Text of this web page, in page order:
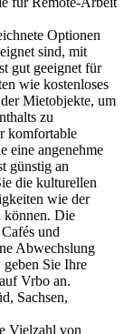
Optionen
sind, mit
gut geeignet für
wie kostenloses
Mietobjekte, um
zu
komfortable
eine angenehme
günstig an
die kulturellen
wie der
können. Die
und
Abwechslung
Sie Ihre
Vrbo an.
Sachsen,
Vielzahl von